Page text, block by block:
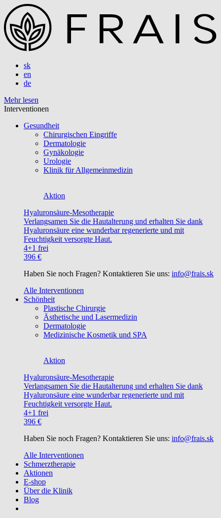
sk
en
de
Mehr lesen
Interventionen
Gesundheit
Chirurgischen Eingriffe
Dermatologie
Gynäkologie
Urologie
Klinik für Allgemeinmedizin
Aktion
Hyaluronsäure-Mesotherapie
Verlangsamen Sie die Hautalterung und erhalten Sie dank
Hyaluronsäure eine wunderbar regenerierte und mit
Feuchtigkeit versorgte Haut.
4+1 frei
396 €
Haben Sie noch Fragen? Kontaktieren Sie uns: info@frais.sk
Alle Interventionen
Schönheit
Plastische Chirurgie
Ästhetische und Lasermedizin
Dermatologie
Medizinische Kosmetik und SPA
Aktion
Hyaluronsäure-Mesotherapie
Verlangsamen Sie die Hautalterung und erhalten Sie dank
Hyaluronsäure eine wunderbar regenerierte und mit
Feuchtigkeit versorgte Haut.
4+1 frei
396 €
Haben Sie noch Fragen? Kontaktieren Sie uns: info@frais.sk
Alle Interventionen
Schmerztherapie
Aktionen
E-shop
Über die Klinik
Blog